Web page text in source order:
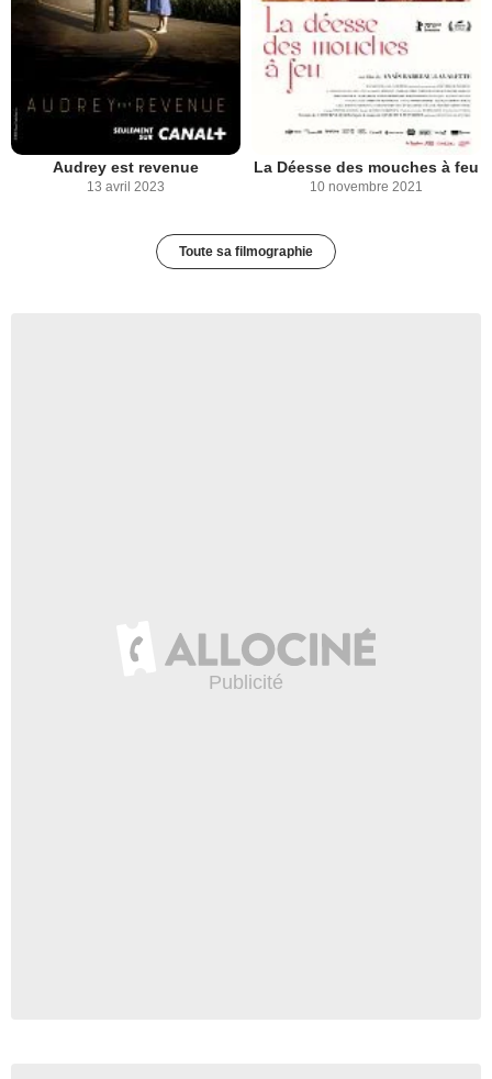
Audrey est revenue
13 avril 2023
La Déesse des mouches à feu
10 novembre 2021
Toute sa filmographie